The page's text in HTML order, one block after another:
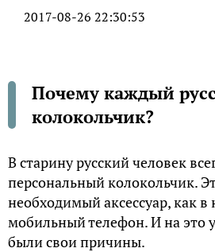
2017-08-26 22:30:53
Почему каждый
колокольчик?
В старину русский человек
персональный колокольчик.
необходимый аксессуар, как
мобильный телефон. И на это
были свои причины.